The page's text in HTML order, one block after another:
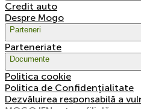
Credit auto
Despre Mogo
Parteneri
Parteneriate
Documente
Politica cookie
Politica de Confidențialitate
Dezvăluirea responsabilă a